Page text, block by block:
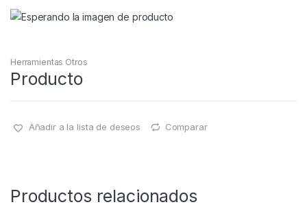
Herramientas Otros
Producto
Añadir a la lista de deseos Comparar
Productos relacionados